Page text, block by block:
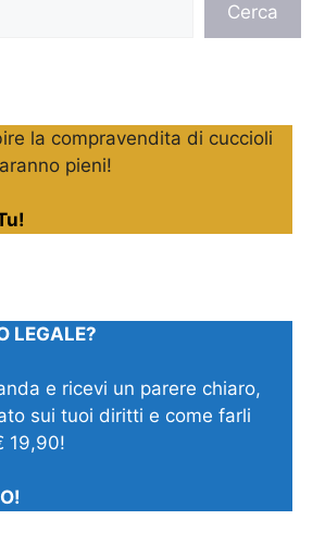
Cerca
la compravendita di cuccioli
pieni!
LEGALE?
e ricevi un parere chiaro,
sui tuoi diritti e come farli
19,90!